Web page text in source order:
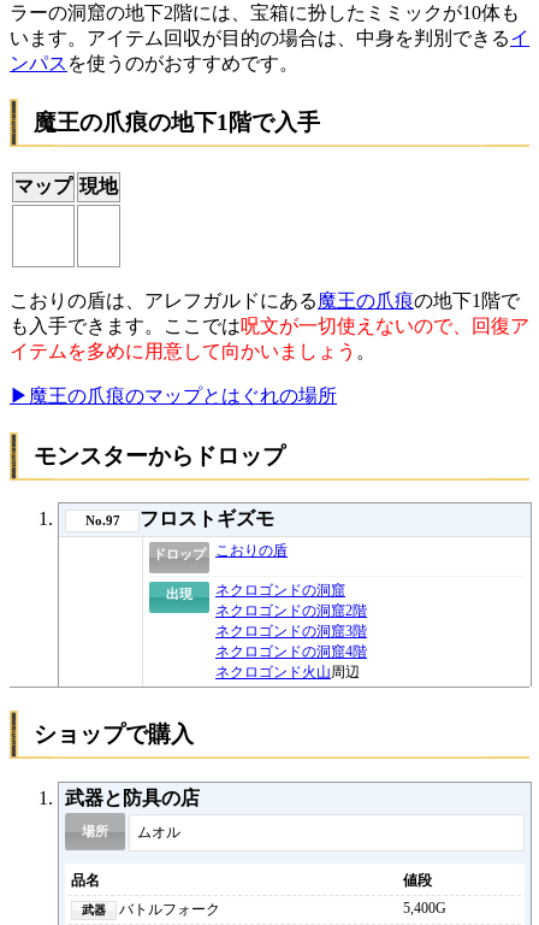
ラーの洞窟の地下2階には、宝箱に扮したミミックが10体も
います。アイテム回収が目的の場合は、中身を判別できるイ
ンパス を使うのがおすすめです。
魔王の爪痕の地下1階で入手
マップ 現地
こおりの盾は、アレフガルドにある魔王の爪痕の地下1階で
も入手できます。ここでは呪文が一切使えないので、回復ア
イテムを多めに用意して向かいましょう 。
▶魔王の爪痕のマップとはぐれの場所
モンスターからドロップ
No.97 フロストギズモ
ドロップ こおりの盾
出現
ネクロゴンドの洞窟
ネクロゴンドの洞窟2階
ネクロゴンドの洞窟3階
ネクロゴンドの洞窟4階
ネクロゴンド火山周辺
ショップで購入
武器と防具の店
場所 ムオル
品名
値段
バトルフォーク
5,400G